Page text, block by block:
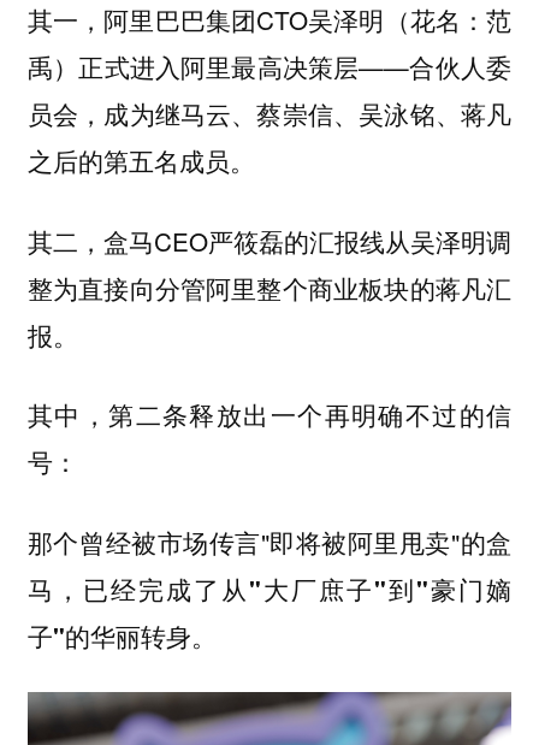
其一，阿里巴巴集团CTO吴泽明（花名：范
禹）正式进入阿里最高决策层——合伙人委
员会，成为继马云、蔡崇信、吴泳铭、蒋凡
之后的第五名成员。
其二，盒马CEO严筱磊的汇报线从吴泽明调
整为直接向分管阿里整个商业板块的蒋凡汇
报。
其中，第二条释放出一个再明确不过的信
号：
那个曾经被市场传言"即将被阿里甩卖"的盒
马，已经完成了从"大厂庶子"到"豪门嫡
子"的华丽转身。